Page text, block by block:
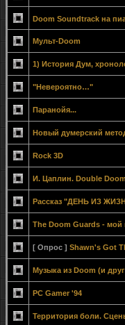
Doom Soundtrack на
Мульт-Doom
1) История Дум,
"Невероятно…"
Паранойя...
Новый думерский
Rock 3D
И. Цаплин. Double Doom
Рассказ "ДЕНЬ ИЗ
The Doom Guards -
[ Опрос ] Shawn's Got
Музыка из Doom (и
PC Gamer '94
Территория боли.